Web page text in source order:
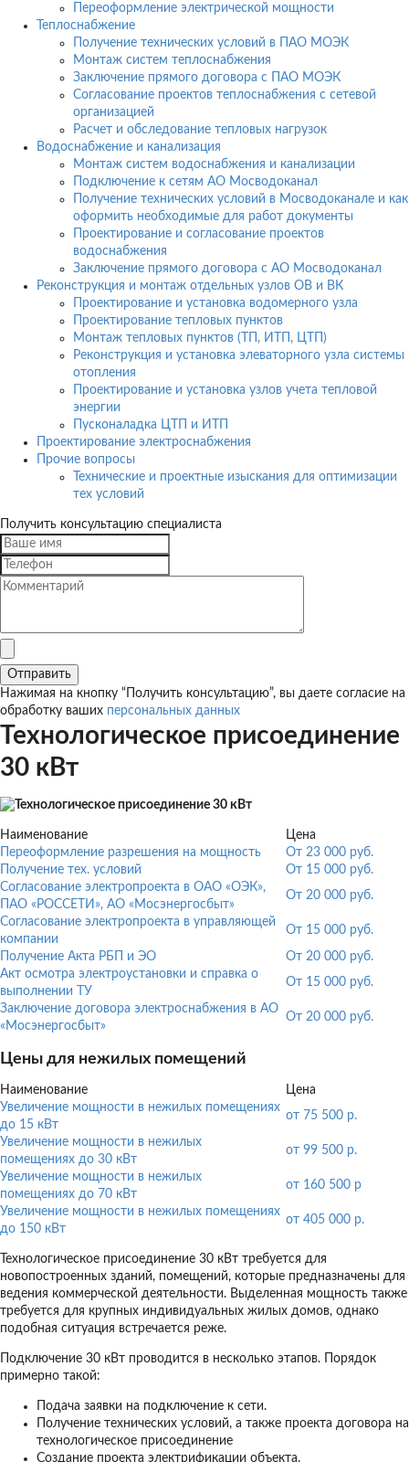
Переоформление электрической мощности
Теплоснабжение
Получение технических условий в ПАО МОЭК
Монтаж систем теплоснабжения
Заключение прямого договора с ПАО МОЭК
Согласование проектов теплоснабжения с сетевой
организацией
Расчет и обследование тепловых нагрузок
Водоснабжение и канализация
Монтаж систем водоснабжения и канализации
Подключение к сетям АО Мосводоканал
Получение технических условий в Мосводоканале и как
оформить необходимые для работ документы
Проектирование и согласование проектов
водоснабжения
Заключение прямого договора с АО Мосводоканал
Реконструкция и монтаж отдельных узлов ОВ и ВК
Проектирование и установка водомерного узла
Проектирование тепловых пунктов
Монтаж тепловых пунктов (ТП, ИТП, ЦТП)
Реконструкция и установка элеваторного узла системы
отопления
Проектирование и установка узлов учета тепловой
энергии
Пусконаладка ЦТП и ИТП
Проектирование электроснабжения
Прочие вопросы
Технические и проектные изыскания для оптимизации
тех условий
Получить консультацию специалиста
Нажимая на кнопку “Получить консультацию”, вы даете согласие на
обработку ваших персональных данных
Технологическое присоединение
30 кВт
Наименование
Цена
Переоформление разрешения на мощность
От 23 000 руб.
Получение тех. условий
От 15 000 руб.
Согласование электропроекта в ОАО «ОЭК»,
ПАО «РОССЕТИ», АО «Мосэнергосбыт»
От 20 000 руб.
Согласование электропроекта в управляющей
компании
От 15 000 руб.
Получение Акта РБП и ЭО
От 20 000 руб.
Акт осмотра электроустановки и справка о
выполнении ТУ
От 15 000 руб.
Заключение договора электроснабжения в АО
«Мосэнергосбыт»
От 20 000 руб.
Цены для нежилых помещений
Наименование
Цена
Увеличение мощности в нежилых помещениях
до 15 кВт
от 75 500 р.
Увеличение мощности в нежилых
помещениях до 30 кВт
от 99 500 р.
Увеличение мощности в нежилых
помещениях до 70 кВт
от 160 500 р
Увеличение мощности в нежилых помещениях
до 150 кВт
от 405 000 р.
Технологическое присоединение 30 кВт требуется для
новопостроенных зданий, помещений, которые предназначены для
ведения коммерческой деятельности. Выделенная мощность также
требуется для крупных индивидуальных жилых домов, однако
подобная ситуация встречается реже.
Подключение 30 кВт проводится в несколько этапов. Порядок
примерно такой:
Подача заявки на подключение к сети.
Получение технических условий, а также проекта договора на
технологическое присоединение
Создание проекта электрификации объекта.